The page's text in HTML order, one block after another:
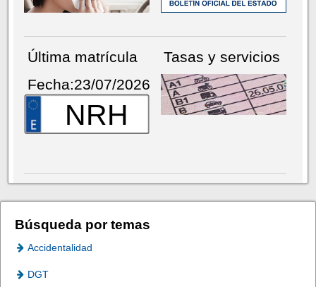
Última matrícula
Fecha:23/07/2026
NRH
Tasas y servicios
Búsqueda por temas
Accidentalidad
DGT